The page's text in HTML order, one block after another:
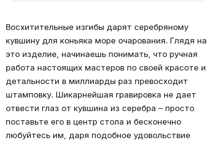
Восхитительные изгибы дарят серебряному
кувшину для коньяка море очарования. Глядя на
это изделие, начинаешь понимать, что ручная
работа настоящих мастеров по своей красоте и
детальности в миллиарды раз превосходит
штамповку. Шикарнейшая гравировка не дает
отвести глаз от кувшина из серебра – просто
поставьте его в центр стола и бесконечно
любуйтесь им, даря подобное удовольствие